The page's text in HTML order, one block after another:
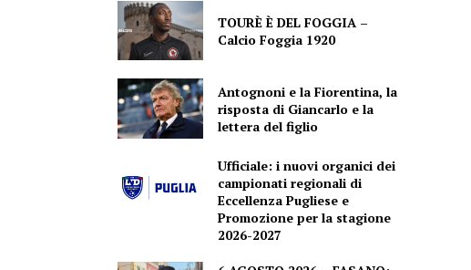
TOURÈ È DEL FOGGIA –
Calcio Foggia 1920
Antognoni e la Fiorentina, la
risposta di Giancarlo e la
lettera del figlio
Ufficiale: i nuovi organici dei
campionati regionali di
Eccellenza Pugliese e
Promozione per la stagione
2026-2027